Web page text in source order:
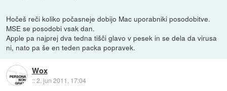
Hočeš reči koliko počasneje dobijo Mac uporabniki posodobitve.
MSE se posodobi vsak dan.
Apple pa najprej dva tedna tišči glavo v pesek in se dela da virusa
ni, nato pa še en teden packa popravek.
Wox
::2. jun 2011, 17:04